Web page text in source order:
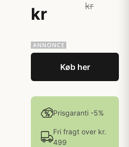
kr
kr
Køb her
Prisgaranti -5%
Fri fragt over kr.
499